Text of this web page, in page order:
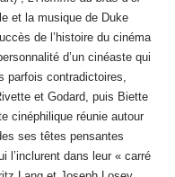
et la musique de Duke
de l’histoire du cinéma
d’un cinéaste qui
parfois contradictoires,
et Godard, puis Biette
cinéphilique réunie autour
ses têtes pensantes
l’inclurent dans leur « carré